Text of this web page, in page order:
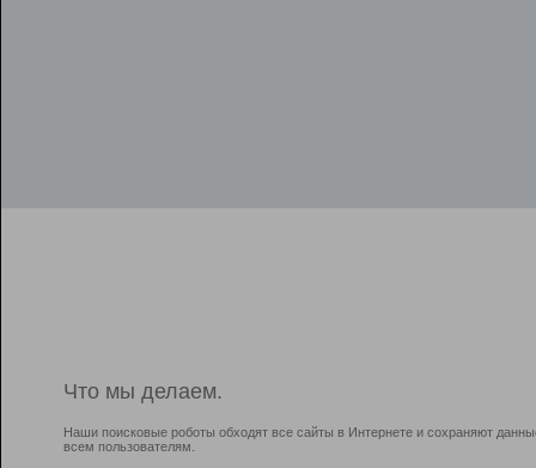
Что мы делаем.
Наши поисковые роботы обходят все сайты в Интернете и сохраняют
всем пользователям.